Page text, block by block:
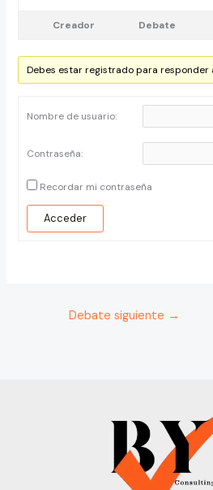
Creador Debate
Debes estar registrado para responder
Nombre de usuario:
Contraseña:
Recordar mi contraseña
Acceder
Debate siguiente →